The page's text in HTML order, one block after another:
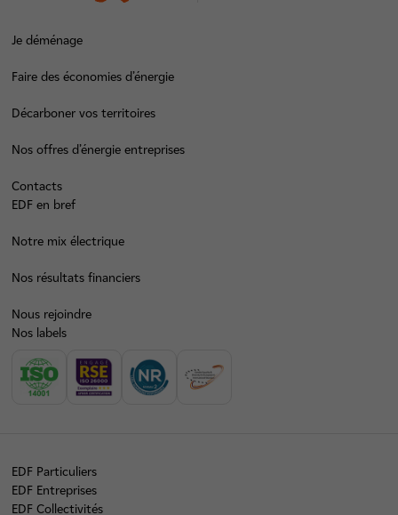
Je déménage
Faire des économies d’énergie
Décarboner vos territoires
Nos offres d’énergie entreprises
Contacts
EDF en bref
Notre mix électrique
Nos résultats financiers
Nous rejoindre
Nos labels
EDF Particuliers
EDF Entreprises
EDF Collectivités